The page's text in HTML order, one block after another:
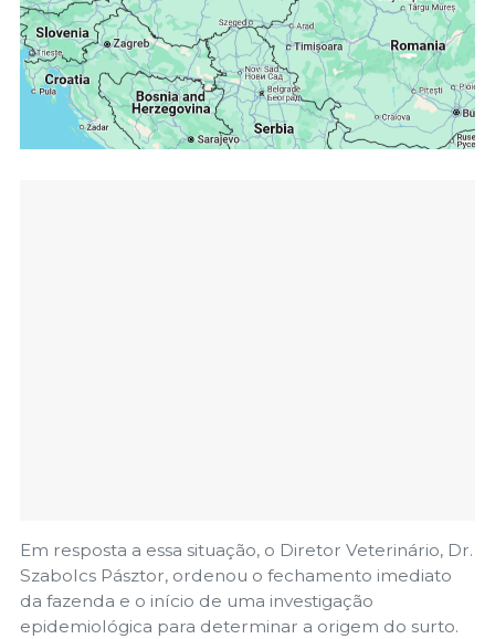
Em resposta a essa situação, o Diretor Veterinário, Dr.
Szabolcs Pásztor, ordenou o fechamento imediato
da fazenda e o início de uma investigação
epidemiológica para determinar a origem do surto.